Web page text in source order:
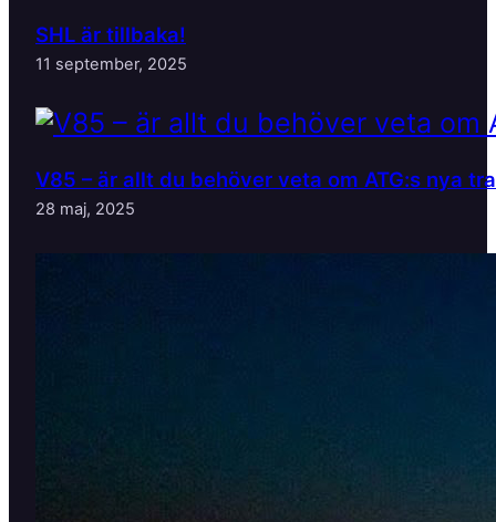
SHL är tillbaka!
11 september, 2025
V85 – är allt du behöver veta om ATG:s nya
28 maj, 2025